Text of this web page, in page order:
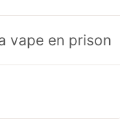
vape en prison